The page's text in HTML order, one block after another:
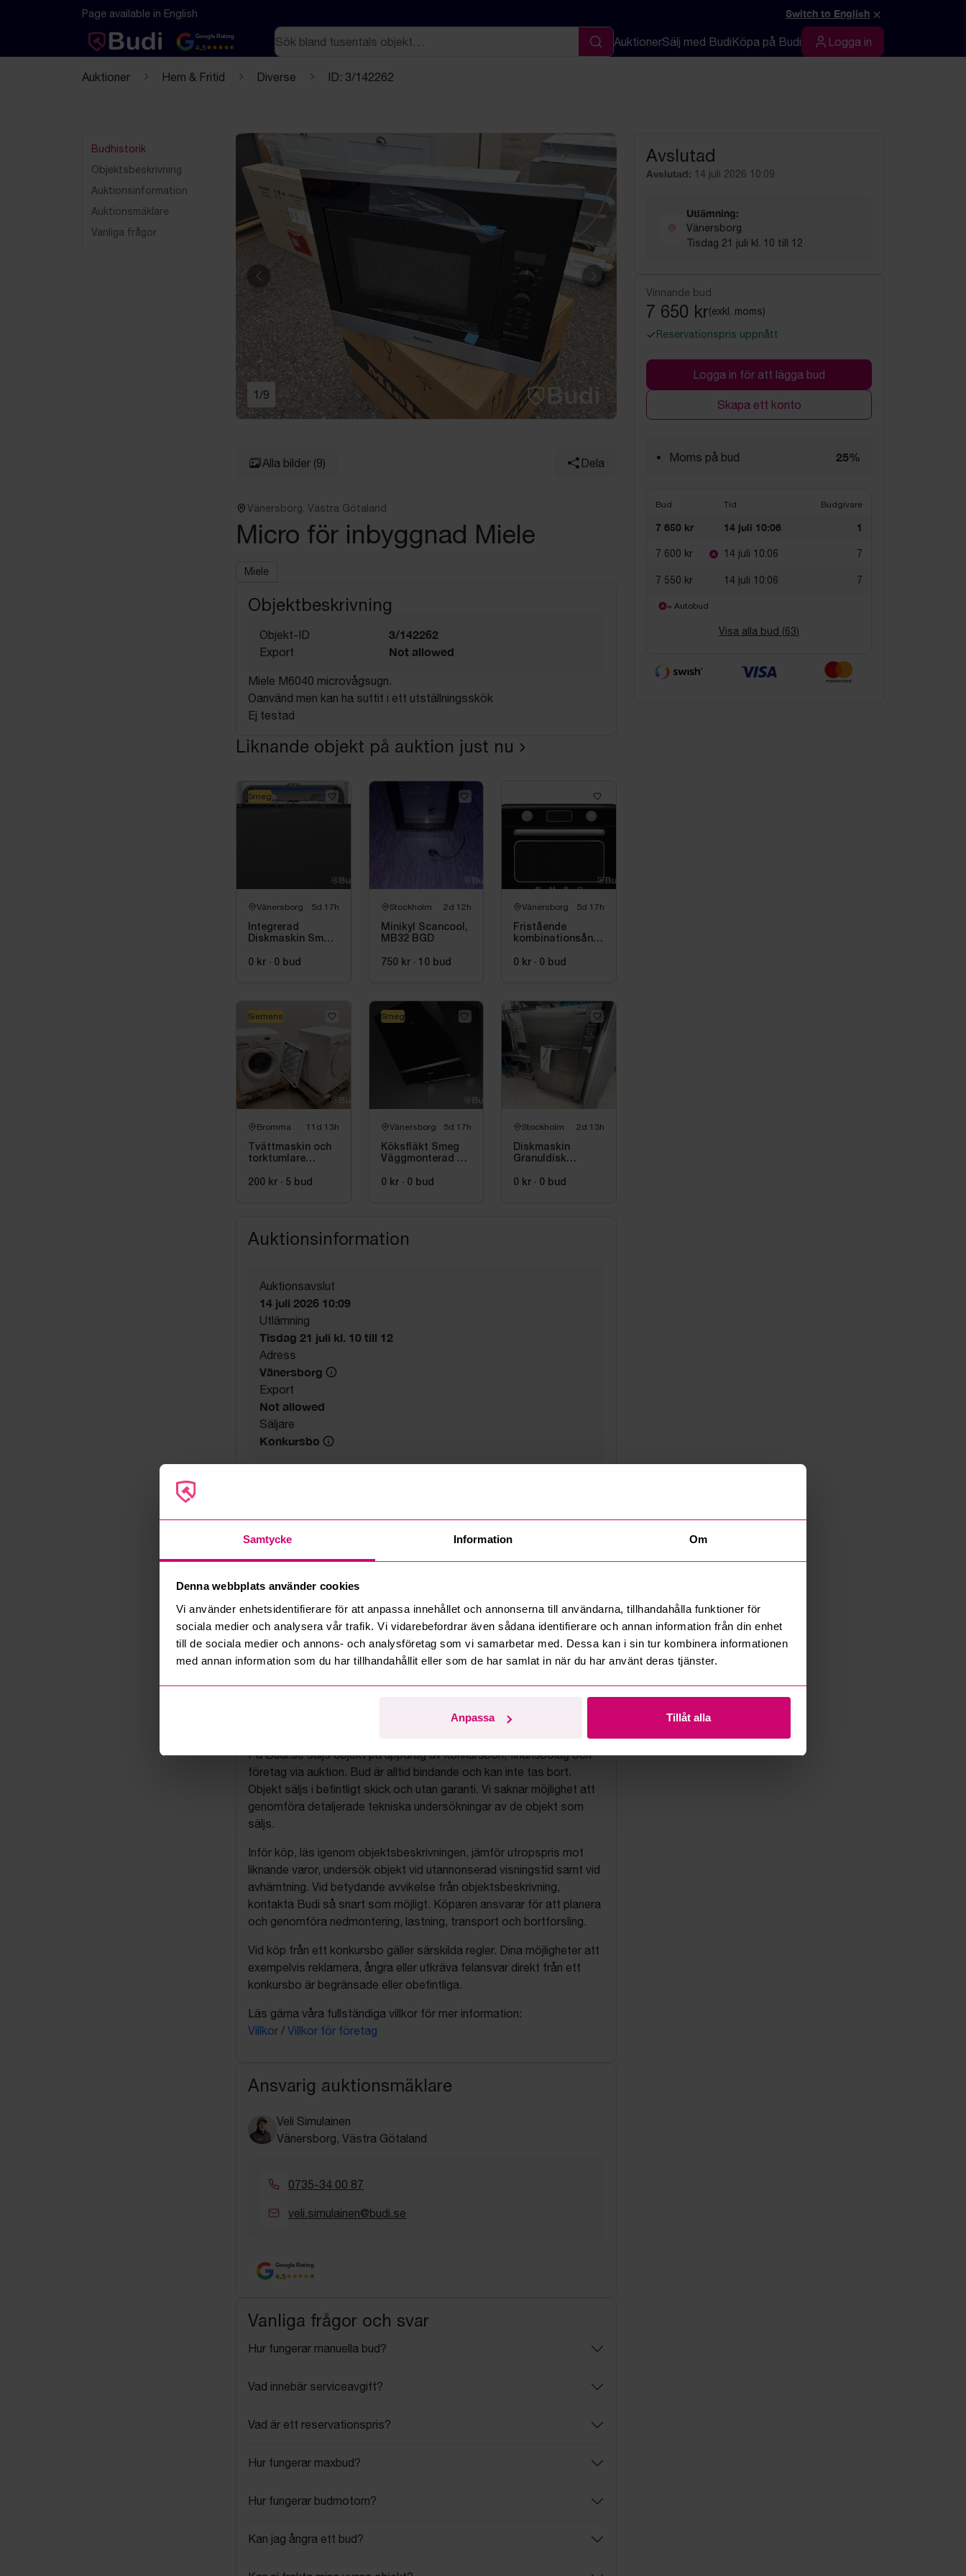
Samtycke Information Om
Denna webbplats använder cookies
Vi använder enhetsidentifierare för att anpassa innehållet och annonserna till användarna, tillhandahålla funktioner för
sociala medier och analysera vår trafik. Vi vidarebefordrar även sådana identifierare och annan information från din enhet
till de sociala medier och annons- och analysföretag som vi samarbetar med. Dessa kan i sin tur kombinera informationen
med annan information som du har tillhandahållit eller som de har samlat in när du har använt deras tjänster.
Anpassa Tillåt alla
Hoppa till innehåll
Textbaserad (markdown) version av denna sida
Page available in English Switch to English ×
Google Rating
4.5
Sök
Sök
AuktionerSälj med BudiKöpa på Budi Logga in
Logga in
Auktioner Hem & Fritid Diverse ID: 3/142262
Budhistorik
Objektsbeskrivning
Auktionsinformation
Auktionsmäklare
Vanliga frågor
Föregående Nästa
1 /9
Alla bilder (9) Dela
Vänersborg, Västra Götaland
Micro för inbyggnad Miele
Miele
Objektbeskrivning
Objekt-ID 3/142262
Export Not allowed
Miele M6040 microvågsugn.
Oanvänd men kan ha suttit i ett utställningsskök
Ej testad
Liknande objekt på auktion just nu
Vänersborg 5d 17h
Integrerad
Diskmaskin Smeg
STL362DQ
0 kr · 0 bud
Smeg
Stockholm 2d 12h
Minikyl Scancool,
MB32 BGD
750 kr · 10 bud
Vänersborg 5d 17h
Fristående
kombinationsångugn
Högblank 50's
0 kr · 0 bud
Bromma 11d 13h
Tvättmaskin och
torktumlare
200 kr · 5 bud
Siemens
Vänersborg 5d 17h
Köksfläkt Smeg
Väggmonterad 60
Universal KV26N
0 kr · 0 bud
Smeg
Stockholm 2d 13h
Diskmaskin
Granuldisk
trasig värmer inte
0 kr · 0 bud
Auktionsinformation
Auktionsavslut
14 juli 2026 10:09
Utlämning
Tisdag 21 juli kl. 10 till 12
Adress
Vänersborg
Export
Not allowed
Säljare
Konkursbo
På Budi.se säljs objekt på uppdrag av konkursbon, finansbolag och
företag via auktion. Bud är alltid bindande och kan inte tas bort.
Objekt säljs i befintligt skick och utan garanti. Vi saknar möjlighet att
genomföra detaljerade tekniska undersökningar av de objekt som
säljs.
Inför köp, läs igenom objektsbeskrivningen, jämför utropspris mot
liknande varor, undersök objekt vid utannonserad visningstid samt vid
avhämtning. Vid betydande avvikelse från objektsbeskrivning,
kontakta Budi så snart som möjligt. Köparen ansvarar för att planera
och genomföra nedmontering, lastning, transport och bortforsling.
Vid köp från ett konkursbo gäller särskilda regler. Dina möjligheter att
exempelvis reklamera, ångra eller utkräva felansvar direkt från ett
konkursbo är begränsade eller obefintliga.
Läs gärna våra fullständiga villkor för mer information:
Villkor / Villkor för företag
Ansvarig auktionsmäklare
Veli Simulainen
Vänersborg, Västra Götaland
0735-34 00 87
veli.simulainen@budi.se
Google Rating
4.5
Vanliga frågor och svar
Hur fungerar manuella bud?
Vad innebär serviceavgift?
Vad är ett reservationspris?
Hur fungerar maxbud?
Hur fungerar budmotorn?
Kan jag ångra ett bud?
Avslutad
Avslutad: 14 juli 2026 10:09
Utlämning:
Vänersborg
Tisdag 21 juli kl. 10 till 12
Vinnande bud
7 650 kr(exkl. moms)
Reservationspris uppnått
Logga in för att lägga bud
Skapa ett konto
Moms på bud 25%
Bud Tid Budgivare
7 650 kr 14 juli 10:06 1
7 600 kr 14 juli 10:06 7
7 550 kr 14 juli 10:06 7
= Autobud
Visa alla bud (63)